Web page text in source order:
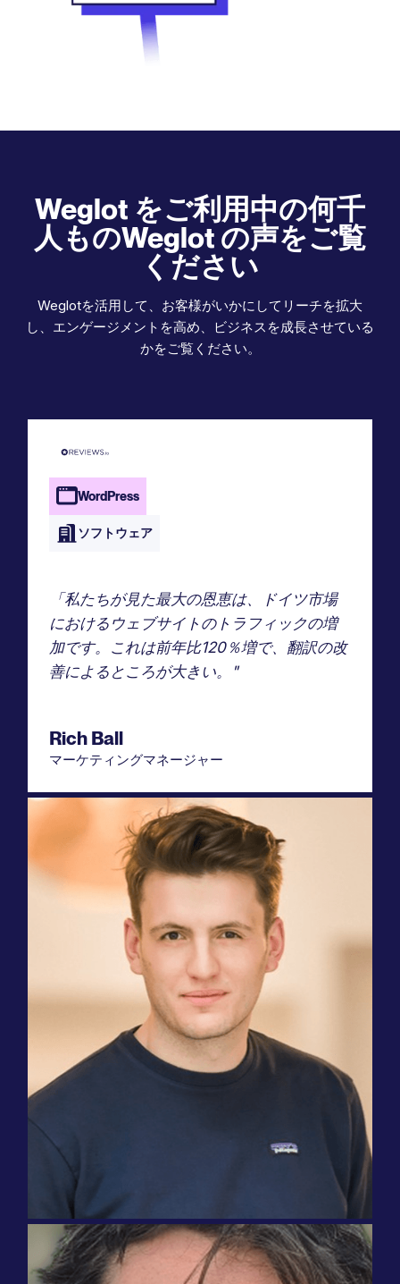
Weglot をご利用中の何千
人ものWeglot の声をご覧
ください
Weglotを活用して、お客様がいかにしてリーチを拡大
し、エンゲージメントを高め、ビジネスを成長させている
かをご覧ください。
WordPress
ソフトウェア
「私たちが見た最大の恩恵は、ドイツ市場
におけるウェブサイトのトラフィックの増
加です。これは前年比120％増で、翻訳の改
善によるところが大きい。"
Rich Ball
マーケティングマネージャー
Webflow
ソフトウェア
「ブログを含め、ウェブサイト全体をフラ
ンス語にする必要がありました。今では、
新しいページの翻訳にかかる時間が以前の3
分の1に短縮され、SEOの成果も向上したた
め、私たちにとっては大きなメリットとな
Tim Dumain
共同創設者